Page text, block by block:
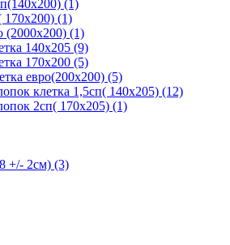
(1)
170х200) (1)
(2000х200) (1)
140х205 (9)
170х200 (5)
евро(200х200) (5)
клетка 1,5сп( 140х205) (12)
2сп( 170х205) (1)
+/- 2см) (3)